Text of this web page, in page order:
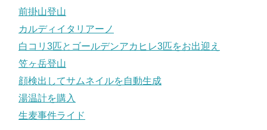
前掛山登山
カルディイタリアーノ
白コリ3匹とゴールデンアカヒレ3匹をお出迎え
笠ヶ岳登山
顔検出してサムネイルを自動生成
湯温計を購入
生麦事件ライド